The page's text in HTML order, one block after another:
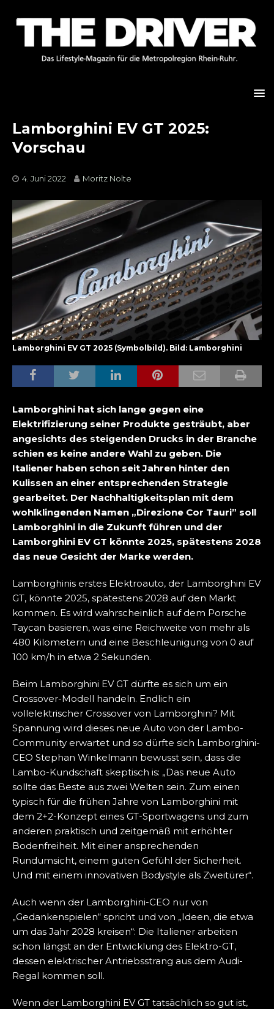
Lamborghini EV GT 2025:
Vorschau
4. Juni 2022 Moritz Nolte
Lamborghini EV GT 2025 (Symbolbild). Bild: Lamborghini
Lamborghini hat sich lange gegen eine
Elektrifizierung seiner Produkte gesträubt, aber
angesichts des steigenden Drucks in der Branche
schien es keine andere Wahl zu geben. Die
Italiener haben schon seit Jahren hinter den
Kulissen an einer entsprechenden Strategie
gearbeitet. Der Nachhaltigkeitsplan mit dem
wohlklingenden Namen „Direzione Cor Tauri” soll
Lamborghini in die Zukunft führen und der
Lamborghini EV GT könnte 2025, spätestens 2028
das neue Gesicht der Marke werden.
Lamborghinis erstes Elektroauto, der Lamborghini EV
GT, könnte 2025, spätestens 2028 auf den Markt
kommen. Es wird wahrscheinlich auf dem Porsche
Taycan basieren, was eine Reichweite von mehr als
480 Kilometern und eine Beschleunigung von 0 auf
100 km/h in etwa 2 Sekunden.
Beim Lamborghini EV GT dürfte es sich um ein
Crossover-Modell handeln. Endlich ein
vollelektrischer Crossover von Lamborghini? Mit
Spannung wird dieses neue Auto von der Lambo-
Community erwartet und so dürfte sich Lamborghini-
CEO Stephan Winkelmann bewusst sein, dass die
Lambo-Kundschaft skeptisch is: „Das neue Auto
sollte das Beste aus zwei Welten sein. Zum einen
typisch für die frühen Jahre von Lamborghini mit
dem 2+2-Konzept eines GT-Sportwagens und zum
anderen praktisch und zeitgemäß mit erhöhter
Bodenfreiheit. Mit einer ansprechenden
Rundumsicht, einem guten Gefühl der Sicherheit.
Und mit einem innovativen Bodystyle als Zweitürer“.
Auch wenn der Lamborghini-CEO nur von
„Gedankenspielen“ spricht und von „Ideen, die etwa
um das Jahr 2028 kreisen“: Die Italiener arbeiten
schon längst an der Entwicklung des Elektro-GT,
dessen elektrischer Antriebsstrang aus dem Audi-
Regal kommen soll.
Wenn der Lamborghini EV GT tatsächlich so gut ist,